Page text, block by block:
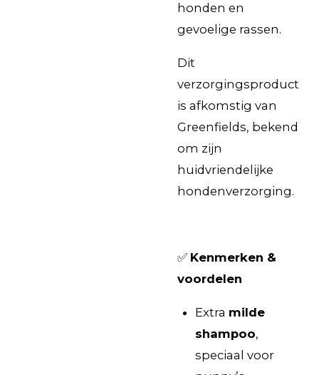
honden en
gevoelige rassen.
Dit
verzorgingsproduct
is afkomstig van
Greenfields, bekend
om zijn
huidvriendelijke
hondenverzorging.
✅ Kenmerken &
voordelen
Extra milde
shampoo,
speciaal voor